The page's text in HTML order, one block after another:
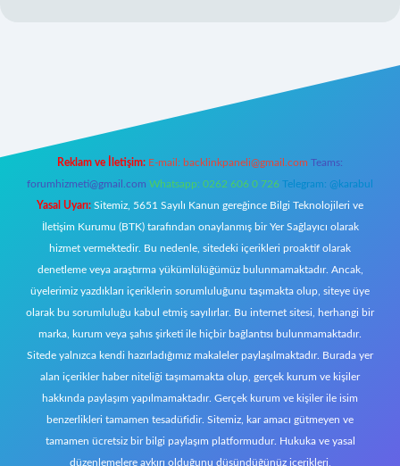
Reklam ve İletişim: E-mail: backlinkpaneli@gmail.com Teams:
forumhizmeti@gmail.com Whatsapp: 0262 606 0 726 Telegram: @karabul
Yasal Uyarı: Sitemiz, 5651 Sayılı Kanun gereğince Bilgi Teknolojileri ve
İletişim Kurumu (BTK) tarafından onaylanmış bir Yer Sağlayıcı olarak
hizmet vermektedir. Bu nedenle, sitedeki içerikleri proaktif olarak
denetleme veya araştırma yükümlülüğümüz bulunmamaktadır. Ancak,
üyelerimiz yazdıkları içeriklerin sorumluluğunu taşımakta olup, siteye üye
olarak bu sorumluluğu kabul etmiş sayılırlar. Bu internet sitesi, herhangi bir
marka, kurum veya şahıs şirketi ile hiçbir bağlantısı bulunmamaktadır.
Sitede yalnızca kendi hazırladığımız makaleler paylaşılmaktadır. Burada yer
alan içerikler haber niteliği taşımamakta olup, gerçek kurum ve kişiler
hakkında paylaşım yapılmamaktadır. Gerçek kurum ve kişiler ile isim
benzerlikleri tamamen tesadüfidir. Sitemiz, kar amacı gütmeyen ve
tamamen ücretsiz bir bilgi paylaşım platformudur. Hukuka ve yasal
düzenlemelere aykırı olduğunu düşündüğünüz içerikleri,